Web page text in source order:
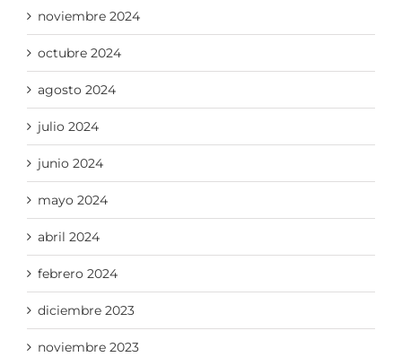
noviembre 2024
octubre 2024
agosto 2024
julio 2024
junio 2024
mayo 2024
abril 2024
febrero 2024
diciembre 2023
noviembre 2023